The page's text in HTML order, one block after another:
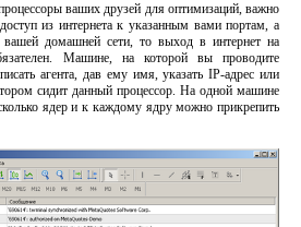
ваших друзей для оптимизаций, важно
из интернета к указанным вами портам, а
домашней сети, то выход в интернет на
Машине, на которой вы проводите
агента, дав ему имя, указать IP-адрес или
сидит данный процессор. На одной машине
ядер и к каждому ядру можно прикрепить